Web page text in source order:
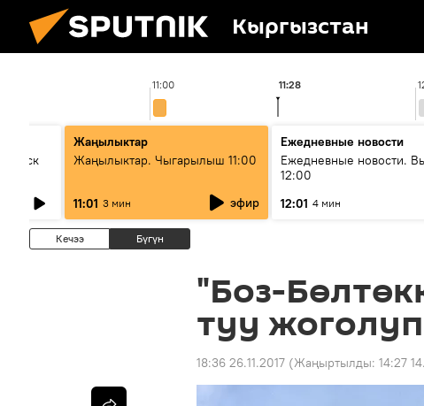
Кыргызстан
11:00 11:28
Жаңылыктар
Жаңылыктар. Чыгарылыш 11:00
11:01 3 мин эфир
Ежедневные новости
Ежедневные новости.
12:00
12:01 4 мин
Кечээ Бүгүн
"Боз-
туу
18:36 26.11.2017 (Жаңыртылды: 14:27